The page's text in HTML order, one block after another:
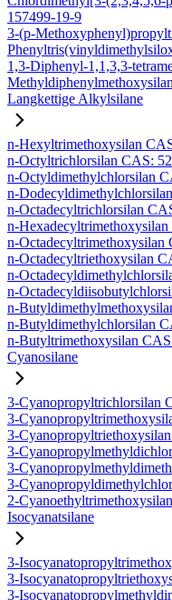
157499-19-9
3-(p-
1,3-Diphenyl-1,1,3,3-
Langkettige Alkylsilane
n-Hexyltrimethoxysilan
n-Octyltrichlorsilan CAS:
n-Octyldimethylchlorsilan
n-
n-Octadecyltrichlorsilan
n-
n-Octadecyltrimethoxysilan
n-Octadecyltriethoxysilan
n-
n-
n-
n-Butyldimethylchlorsilan
n-Butyltrimethoxysilan
Cyanosilane
3-Cyanopropyltrichlorsilan
3-
3-
3-
3-
3-
2-
Isocyanatsilane
3-
3-
3-